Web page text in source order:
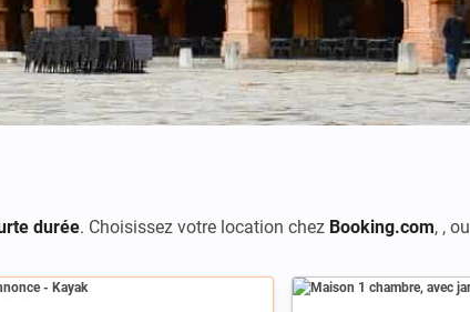
durée. Choisissez votre location chez Booking.com, , ou